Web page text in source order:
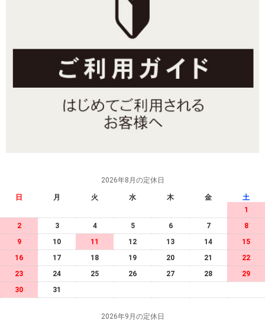
2026年8月の定休日
日 月 火 水 木 金
土
1
2
3 4 5 6 7
8
9
10 11 12 13 14
15
16
17 18 19 20 21
22
23
24 25 26 27 28
29
30
31
2026年9月の定休日